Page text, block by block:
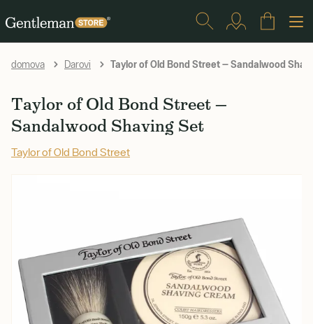
domova Darovi Taylor of Old Bond Street — Sandalwood
Taylor of Old Bond Street —
Sandalwood Shaving Set
Taylor of Old Bond Street